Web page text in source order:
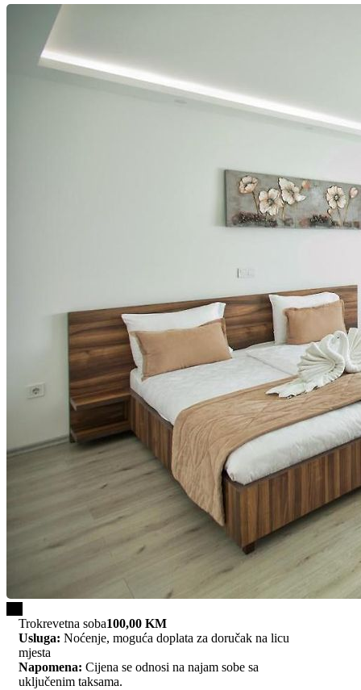
Trokrevetna soba100,00 KM
Usluga: Noćenje, moguća doplata za doručak na licu
mjesta
Napomena: Cijena se odnosi na najam sobe sa
uključenim taksama.